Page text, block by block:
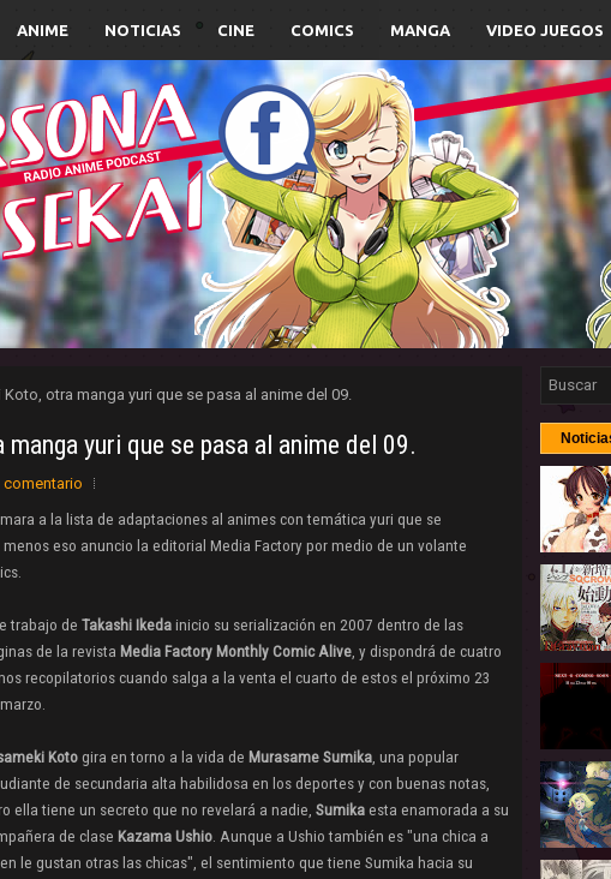
ANIME NOTICIAS CINE COMICS MANGA VIDEO JUEGOS
Koto, otra manga yuri que se pasa al anime del 09.
yuri que se pasa al anime del 09.
comentario
a la lista de adaptaciones al animes con temática yuri que se
eso anuncio la editorial Media Factory por medio de un volante
trabajo de Takashi Ikeda inicio su serialización en 2007 dentro de las
de la revista Media Factory Monthly Comic Alive, y dispondrá de cuatro
recopilatorios cuando salga a la venta el cuarto de estos el próximo 23
Kotogira en torno a la vida de Murasame Sumika, una popular
de secundaria alta habilidosa en los deportes y con buenas notas,
ella tiene un secreto que no revelará a nadie, Sumika esta enamorada a su
de clase Kazama Ushio. Aunque a Ushio también es "una chica a
le gustan otras las chicas", el sentimiento que tiene Sumika hacia su